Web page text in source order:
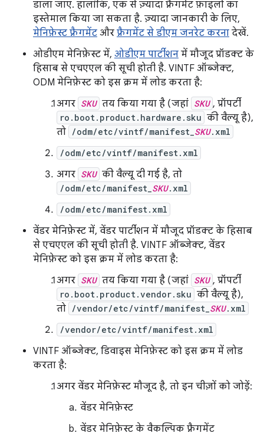
डाला जाए. हालांकि, एक से ज़्यादा फ़्रैगमेंट फ़ाइलों का
इस्तेमाल किया जा सकता है. ज़्यादा जानकारी के लिए,
मेनिफ़ेस्ट फ़्रैगमेंट और फ़्रैगमेंट से डीएम जनरेट करना देखें.
ओडीएम मेनिफ़ेस्ट में, ओडीएम पार्टीशन में मौजूद प्रॉडक्ट के
हिसाब से एचएएल की सूची होती है. VINTF ऑब्जेक्ट,
ODM मेनिफ़ेस्ट को इस क्रम में लोड करता है:
अगर SKU तय किया गया है (जहां SKU , प्रॉपर्टी
ro.boot.product.hardware.sku की वैल्यू है),
तो /odm/etc/vintf/manifest_ SKU.xml
/odm/etc/vintf/manifest.xml
अगर SKU की वैल्यू दी गई है, तो
/odm/etc/manifest_ SKU.xml
/odm/etc/manifest.xml
वेंडर मेनिफ़ेस्ट में, वेंडर पार्टीशन में मौजूद प्रॉडक्ट के हिसाब
से एचएएल की सूची होती है. VINTF ऑब्जेक्ट, वेंडर
मेनिफ़ेस्ट को इस क्रम में लोड करता है:
अगर SKU तय किया गया है (जहां SKU , प्रॉपर्टी
ro.boot.product.vendor.sku की वैल्यू है),
तो /vendor/etc/vintf/manifest_ SKU.xml
/vendor/etc/vintf/manifest.xml
VINTF ऑब्जेक्ट, डिवाइस मेनिफ़ेस्ट को इस क्रम में लोड
करता है:
अगर वेंडर मेनिफ़ेस्ट मौजूद है, तो इन चीज़ों को जोड़ें:
वेंडर मेनिफ़ेस्ट
वेंडर मेनिफ़ेस्ट के वैकल्पिक फ़्रैगमेंट